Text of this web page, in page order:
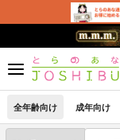
全年齢向け 成年向け